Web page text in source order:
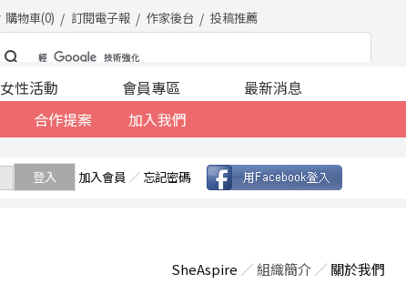
購物車(0) 訂閱電子報 作家後台 投稿推薦
合作提案 加入我們
女性活動 會員專區 最新消息
登入 加入會員 ／ 忘記密碼
SheAspire ／組織簡介 ／ 關於我們